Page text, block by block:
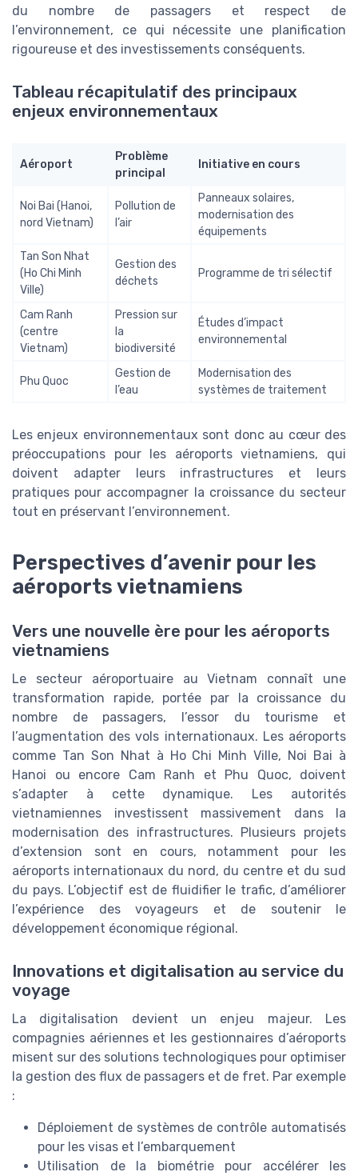
du nombre de passagers et respect de
l’environnement, ce qui nécessite une planification
rigoureuse et des investissements conséquents.
Tableau récapitulatif des principaux
enjeux environnementaux
Aéroport
Problème
principal
Initiative en cours
Noi Bai (Hanoi,
nord Vietnam)
Pollution de
l’air
Panneaux solaires,
modernisation des
équipements
Tan Son Nhat
(Ho Chi Minh
Ville)
Gestion des
déchets
Programme de tri sélectif
Cam Ranh
(centre
Vietnam)
Pression sur
la
biodiversité
Études d’impact
environnemental
Phu Quoc
Gestion de
l’eau
Modernisation des
systèmes de traitement
Les enjeux environnementaux sont donc au cœur des
préoccupations pour les aéroports vietnamiens, qui
doivent adapter leurs infrastructures et leurs
pratiques pour accompagner la croissance du secteur
tout en préservant l’environnement.
Perspectives d’avenir pour les
aéroports vietnamiens
Vers une nouvelle ère pour les aéroports
vietnamiens
Le secteur aéroportuaire au Vietnam connaît une
transformation rapide, portée par la croissance du
nombre de passagers, l’essor du tourisme et
l’augmentation des vols internationaux. Les aéroports
comme Tan Son Nhat à Ho Chi Minh Ville, Noi Bai à
Hanoi ou encore Cam Ranh et Phu Quoc, doivent
s’adapter à cette dynamique. Les autorités
vietnamiennes investissent massivement dans la
modernisation des infrastructures. Plusieurs projets
d’extension sont en cours, notamment pour les
aéroports internationaux du nord, du centre et du sud
du pays. L’objectif est de fluidifier le trafic, d’améliorer
l’expérience des voyageurs et de soutenir le
développement économique régional.
Innovations et digitalisation au service du
voyage
La digitalisation devient un enjeu majeur. Les
compagnies aériennes et les gestionnaires d’aéroports
misent sur des solutions technologiques pour optimiser
la gestion des flux de passagers et de fret. Par exemple
:
Déploiement de systèmes de contrôle automatisés
pour les visas et l’embarquement
Utilisation de la biométrie pour accélérer les